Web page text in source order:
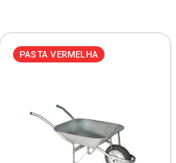
PASTA VERMELHA